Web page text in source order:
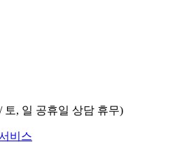
토, 일 공휴일 상담 휴무)
비스